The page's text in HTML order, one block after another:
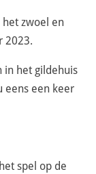
zwoel en
2023.
in het gildehuis
eens een keer
spel op de